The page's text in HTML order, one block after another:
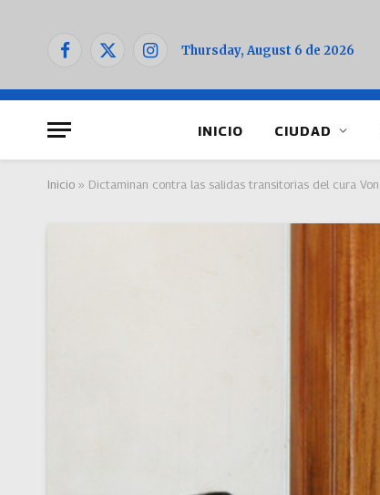
Facebook
X
InstagramThursday, August 6 de 2026
INICIO CIUDAD
Inicio » Dictaminan contra las salidas transitorias del cura